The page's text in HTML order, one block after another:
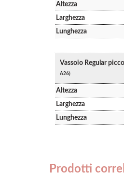
Altezza
Larghezza
Lunghezza
Vassoio Regular
A26)
Altezza
Larghezza
Lunghezza
Prodotti